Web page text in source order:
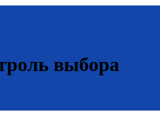
выбора